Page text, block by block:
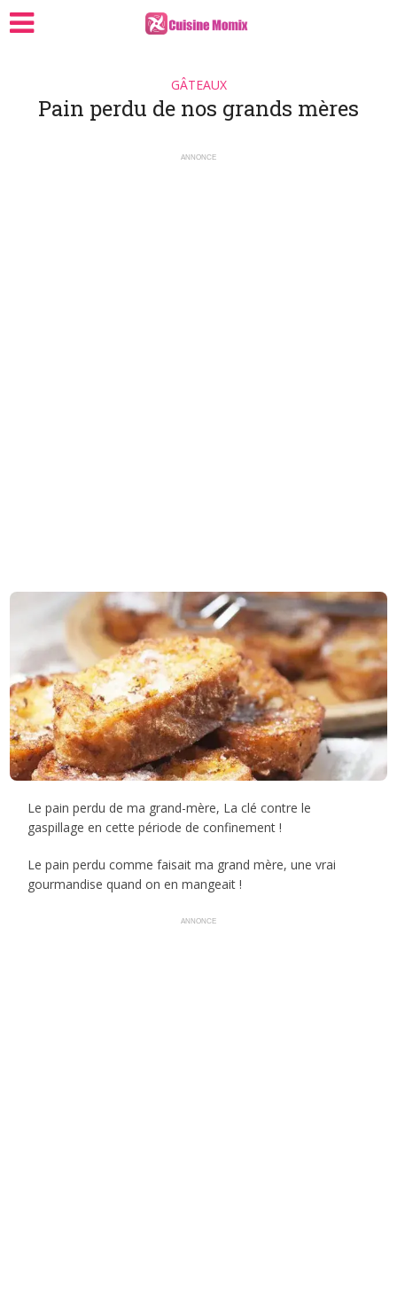
GÂTEAUX
Pain perdu de nos grands mères
ANNONCE
Le pain perdu de ma grand-mère, La clé contre le
gaspillage en cette période de confinement !
Le pain perdu comme faisait ma grand mère, une vrai
gourmandise quand on en mangeait !
ANNONCE